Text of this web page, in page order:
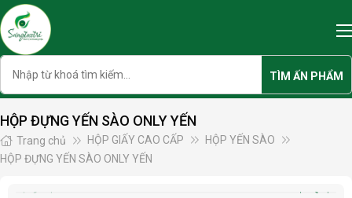
Skip
to
content
TÌM ẤN PHẨM
HỘP ĐỰNG YẾN SÀO ONLY YẾN
Trang chủ HỘP GIẤY CAO CẤP
HỘP YẾN SÀO
HỘP ĐỰNG YẾN SÀO ONLY YẾN